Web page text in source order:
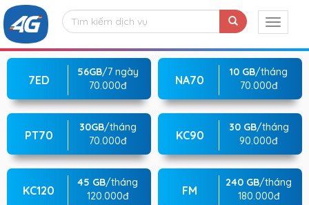
7ED
56GB/7 ngày
70.000đ
NA70
10 GB/tháng
70.000đ
PT70
30GB/tháng
70.000đ
KC90
30 GB/tháng
90.000đ
KC120
45 GB/tháng
120.000đ
FM
240 GB/tháng
180.000đ